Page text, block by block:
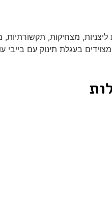
מופע רחוב של 3 דמויות ליצניות,
מצוידים בעגלת תינוק עם